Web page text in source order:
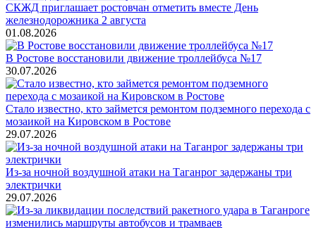
СКЖД приглашает ростовчан отметить вместе День
железнодорожника 2 августа
01.08.2026
В Ростове восстановили движение троллейбуса №17
30.07.2026
Стало известно, кто займется ремонтом подземного перехода с
мозаикой на Кировском в Ростове
29.07.2026
Из-за ночной воздушной атаки на Таганрог задержаны три
электрички
29.07.2026